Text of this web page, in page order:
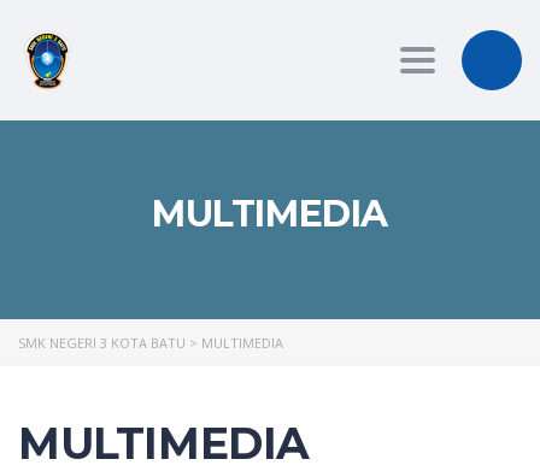
Toggle
MULTIMEDIA
SMK NEGERI 3 KOTA BATU > MULTIMEDIA
MULTIMEDIA